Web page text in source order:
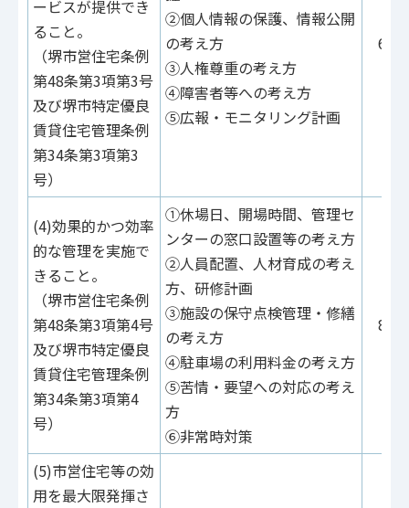
ービスが提供でき
ること。
（堺市営住宅条例
第48条第3項第3号
及び堺市特定優良
賃貸住宅管理条例
第34条第3項第3
号）
②個人情報の保護、情報公開
の考え方
③人権尊重の考え方
④障害者等への考え方
⑤広報・モニタリング計画
60点
(4)効果的かつ効率
的な管理を実施で
きること。
（堺市営住宅条例
第48条第3項第4号
及び堺市特定優良
賃貸住宅管理条例
第34条第3項第4
号）
①休場日、開場時間、管理セ
ンターの窓口設置等の考え方
②人員配置、人材育成の考え
方、研修計画
③施設の保守点検管理・修繕
の考え方
④駐車場の利用料金の考え方
⑤苦情・要望への対応の考え
方
⑥非常時対策
80点
(5)市営住宅等の効
用を最大限発揮さ